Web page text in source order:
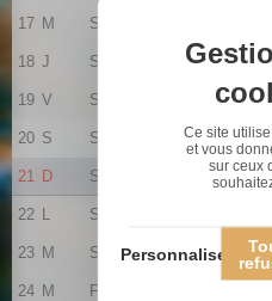
17 M Ste Roseline
18 J Ste Prisca
19 V St Marius
20 S St Sébastien
21 D Ste Agnès
22 L St Vincent
23 M St Barnard
24 M Fr. de Sales
Ce site
et vous
sur ceux
Personnaliser